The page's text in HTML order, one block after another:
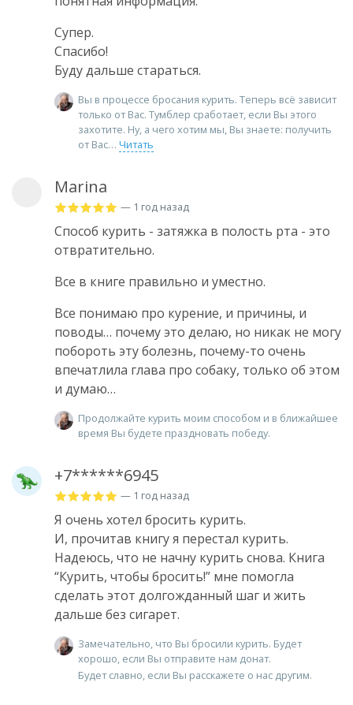
Супер.
Спасибо!
Буду дальше стараться.
Вы в процессе бросания курить. Теперь всё зависит
только от Вас. Тумблер сработает, если Вы этого
захотите. Ну, а чего хотим мы, Вы знаете: получить
от Вас
Читать
Marina
— 1 год назад
Способ курить - затяжка в полость рта - это
отвратительно.
Все в книге правильно и уместно.
Все понимаю про курение, и причины, и
поводы… почему это делаю, но никак не могу
побороть эту болезнь, почему-то очень
впечатлила глава про собаку, только об этом
и думаю…
Продолжайте курить моим способом и в ближайшее
время Вы будете праздновать победу.
+7******6945
— 1 год назад
Я очень хотел бросить курить.
И, прочитав книгу я перестал курить.
Надеюсь, что не начну курить снова. Книга
“Курить, чтобы бросить!” мне помогла
сделать этот долгожданный шаг и жить
дальше без сигарет.
Замечательно, что Вы бросили курить. Будет
хорошо, если Вы отправите нам донат.
Будет славно, если Вы расскажете о нас другим.